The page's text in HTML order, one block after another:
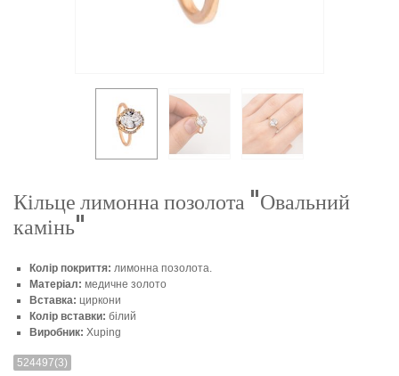
Кільце лимонна позолота "Овальний
камінь"
Колір покриття: лимонна позолота.
Матеріал: медичне золото
Вставка: циркони
Колір вставки: білий
Виробник: Xuping
524497(3)